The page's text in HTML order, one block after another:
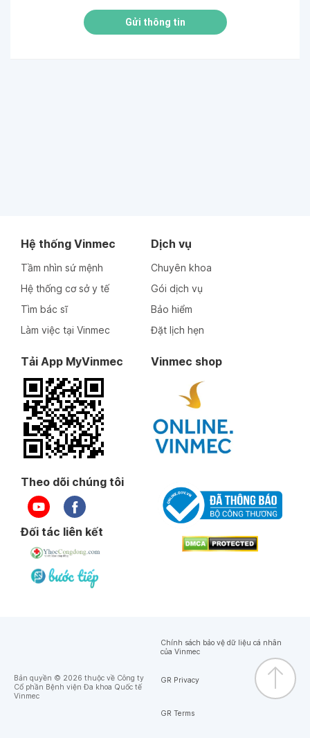
Gửi thông tin
Hệ thống Vinmec
Tầm nhìn sứ mệnh
Hệ thống cơ sở y tế
Tìm bác sĩ
Làm việc tại Vinmec
Dịch vụ
Chuyên khoa
Gói dịch vụ
Bảo hiểm
Đặt lịch hẹn
Tải App MyVinmec Vinmec shop
Theo dõi chúng tôi
Đối tác liên kết
Bản quyền © 2026 thuộc về Công ty
Cổ phần Bệnh viện Đa khoa Quốc tế
Vinmec
Chính sách bảo vệ dữ liệu cá nhân
của Vinmec
GR Privacy
GR Terms